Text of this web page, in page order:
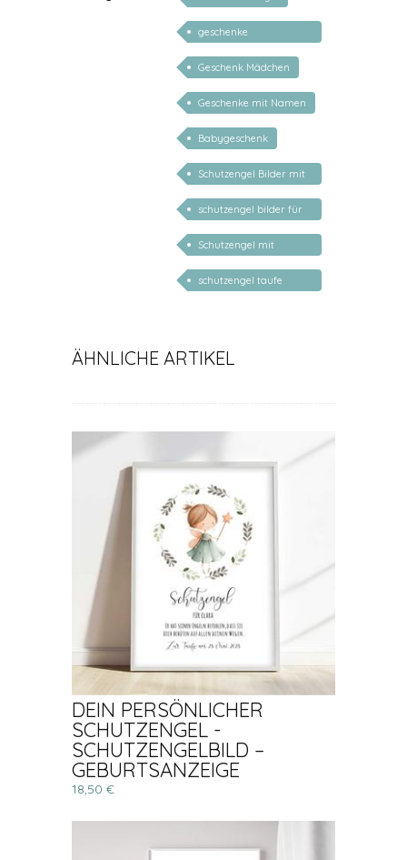
geschenke
personalisiert kinder
Geschenk Mädchen
Geschenke mit Namen
Babygeschenk
Schutzengel Bilder mit
Gedichten
schutzengel bilder für
kinder
Schutzengel mit
Geburtsdatum
schutzengel taufe
ÄHNLICHE ARTIKEL
DEIN PERSÖNLICHER
SCHUTZENGEL -
SCHUTZENGELBILD –
GEBURTSANZEIGE
18,50 €